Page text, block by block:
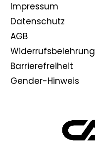
Impressum
Datenschutz
AGB
Widerrufsbelehrung
Barrierefreiheit
Gender-Hinweis